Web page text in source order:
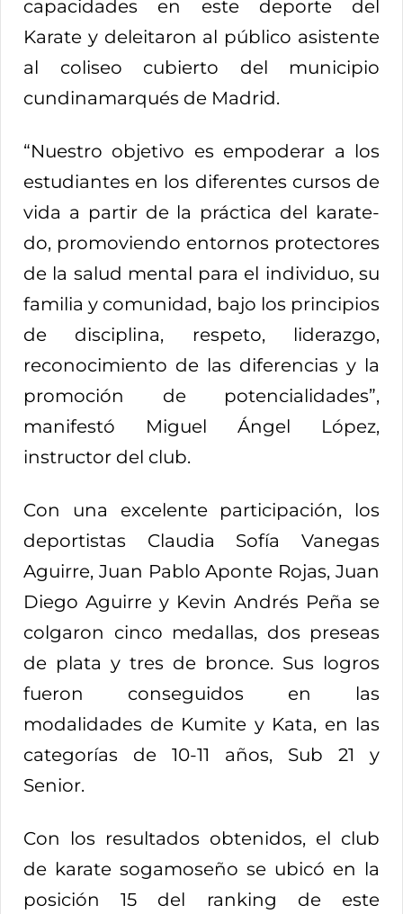
capacidades en este deporte del
Karate y deleitaron al público asistente
al coliseo cubierto del municipio
cundinamarqués de Madrid.
“Nuestro objetivo es empoderar a los
estudiantes en los diferentes cursos de
vida a partir de la práctica del karate-
do, promoviendo entornos protectores
de la salud mental para el individuo, su
familia y comunidad, bajo los principios
de disciplina, respeto, liderazgo,
reconocimiento de las diferencias y la
promoción de potencialidades”,
manifestó Miguel Ángel López,
instructor del club.
Con una excelente participación, los
deportistas Claudia Sofía Vanegas
Aguirre, Juan Pablo Aponte Rojas, Juan
Diego Aguirre y Kevin Andrés Peña se
colgaron cinco medallas, dos preseas
de plata y tres de bronce. Sus logros
fueron conseguidos en las
modalidades de Kumite y Kata, en las
categorías de 10-11 años, Sub 21 y
Senior.
Con los resultados obtenidos, el club
de karate sogamoseño se ubicó en la
posición 15 del ranking de este